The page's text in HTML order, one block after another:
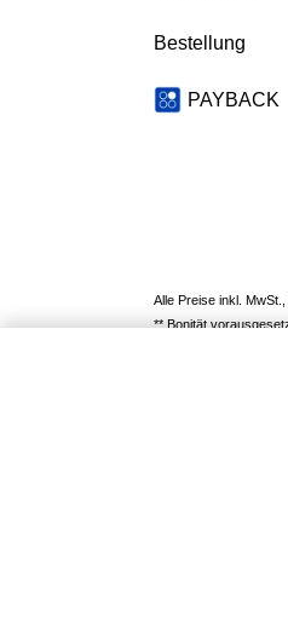
Bestellung
PAYBACK
Alle Preise inkl. MwSt.,
** Bonität